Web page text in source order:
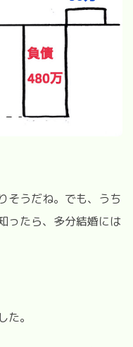
そうだね。でも、うち
ったら、多分結婚には
。